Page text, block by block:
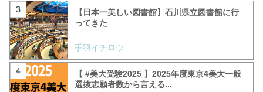
【日本一美しい図書館】石川県立図書館に行
ってきた
手羽イチロウ
【 #美大受験2025 】2025年度東京4美大一般
選抜志願者数から言える...